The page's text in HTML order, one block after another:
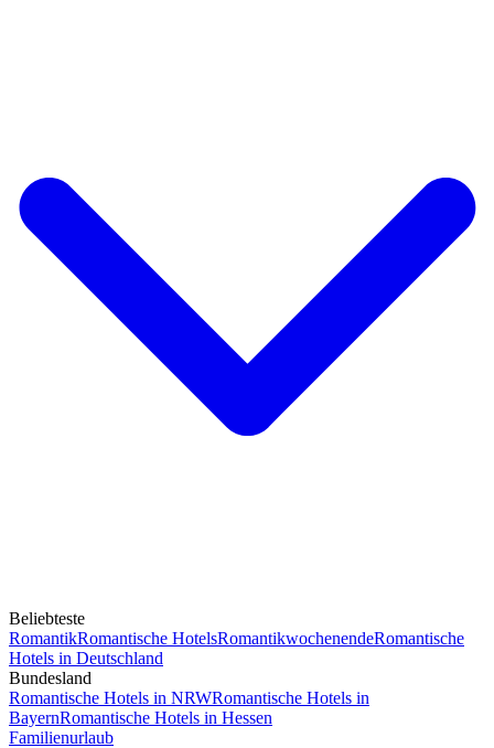
Beliebteste
RomantikRomantische HotelsRomantikwochenendeRomantische
Hotels in Deutschland
Bundesland
Romantische Hotels in NRWRomantische Hotels in
BayernRomantische Hotels in Hessen
Familienurlaub